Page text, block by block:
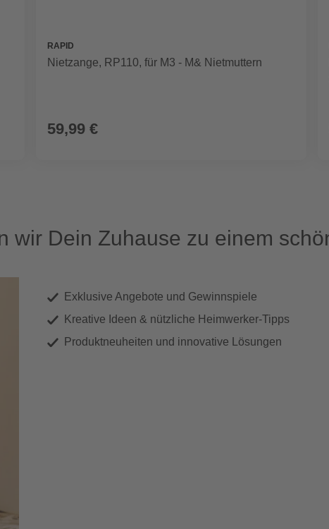
RAPID
Nietzange, RP110, für M3 - M& Nietmuttern
59,99 €
wir Dein Zuhause zu einem
Exklusive Angebote und Gewinnspiele
Kreative Ideen & nützliche Heimwerker-Tipps
Produktneuheiten und innovative Lösungen